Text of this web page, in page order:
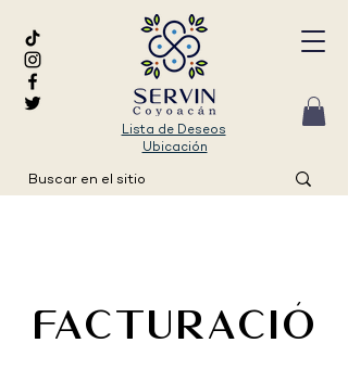
Lista de Deseos
Ubicación
Facturació